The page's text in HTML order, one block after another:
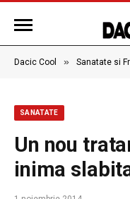
Dacic Cool » Sanatate si
SANATATE
Un nou
inima